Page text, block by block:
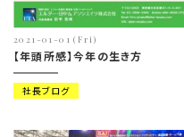
2021-01-01 (Fri)
【年頭所感】今年の生き方
社長ブログ